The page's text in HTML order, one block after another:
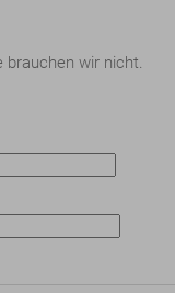
brauchen wir nicht.